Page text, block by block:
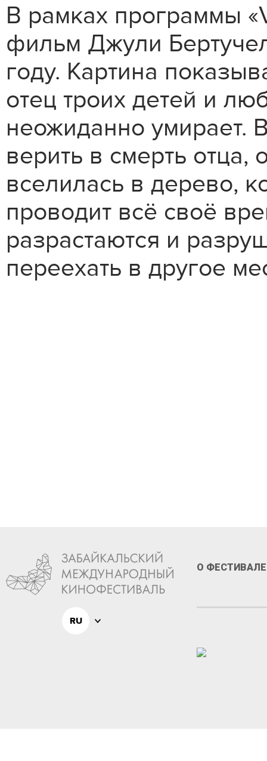
В рамках программы
фильм Джули
году. Картина
отец троих детей и
неожиданно умирает.
верить в смерть отца,
вселилась в дерево,
проводит всё своё
разрастаются и
переехать в другое
RU
О ФЕСТИВАЛЕ